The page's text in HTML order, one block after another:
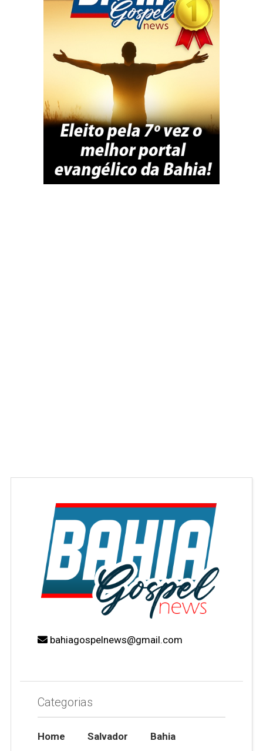
bahiagospelnews@gmail.com
Categorias
Home Salvador Bahia